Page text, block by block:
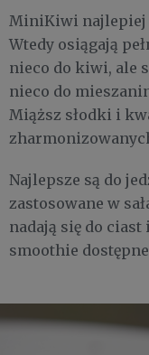
MiniKiwi najlepiej
Wtedy osiągają
nieco do kiwi, ale
nieco do
Miąższ słodki i
Najlepsze są do
zastosowane w
nadają się do ciast
smoothie